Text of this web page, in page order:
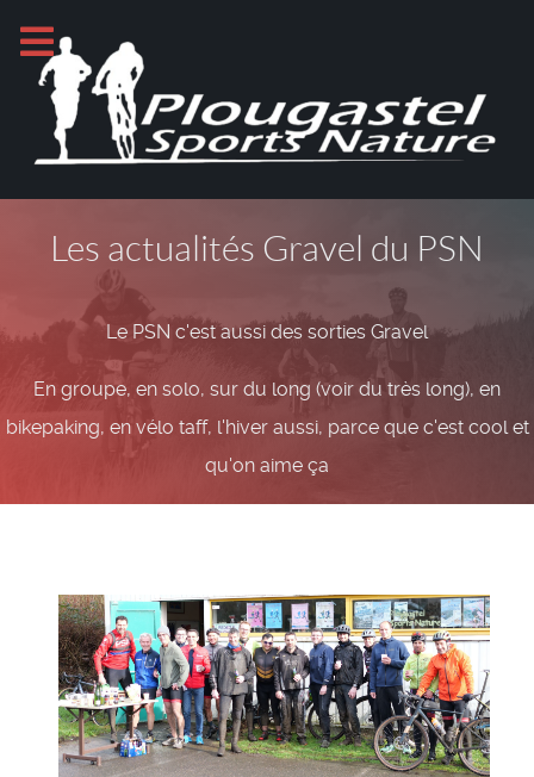
Les actualités Gravel du PSN
Le PSN c'est aussi des sorties Gravel
En groupe, en solo, sur du long (voir du très long), en
bikepaking, en vélo taff, l'hiver aussi, parce que c'est cool et
qu'on aime ça